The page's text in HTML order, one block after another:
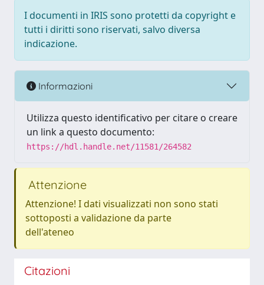
I documenti in IRIS sono protetti da copyright e
tutti i diritti sono riservati, salvo diversa
indicazione.
Informazioni
Utilizza questo identificativo per citare o creare
un link a questo documento:
https://hdl.handle.net/11581/264582
Attenzione
Attenzione! I dati visualizzati non sono stati
sottoposti a validazione da parte
dell'ateneo
Citazioni